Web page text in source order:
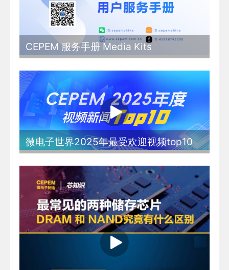
CEPEM 服务手册 Media Kits
微电子世界2025年最受欢迎视频top10